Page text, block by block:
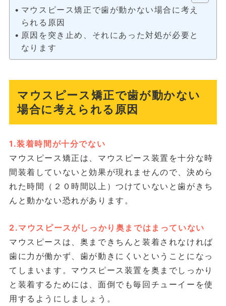
マウスピース矯正で歯が動かない場合に考え
られる原因
原因を突き止め、それにあった対処が必要と
なります
マウスピース矯正で歯が動かない
場合に考えられる原因
1.装着時間が十分でない
マウスピース矯正は、マウスピース装置を十分な時
間装着していないと効果が現れませんので、決めら
れた時間（２０時間以上）つけていないと歯がきち
んと動かない恐れがあります。
2.マウスピースがしっかり奥まではまっていない
マウスピースは、奥まできちんと装着されなければ
歯に力が働かず、歯が動きにくいということになっ
てしまいます。マウスピース装置を奥までしっかり
と装着するためには、面倒でも毎回チューイーを使
用するようにしましょう。